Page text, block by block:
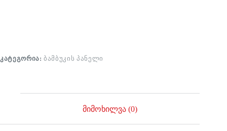
ᲙᲐᲢᲔᲒᲝᲠᲘᲐ:ᲑᲐᲛᲑᲣᲙᲘᲡ ᲞᲐᲜᲔᲚᲘ
მიმოხილვა (0)